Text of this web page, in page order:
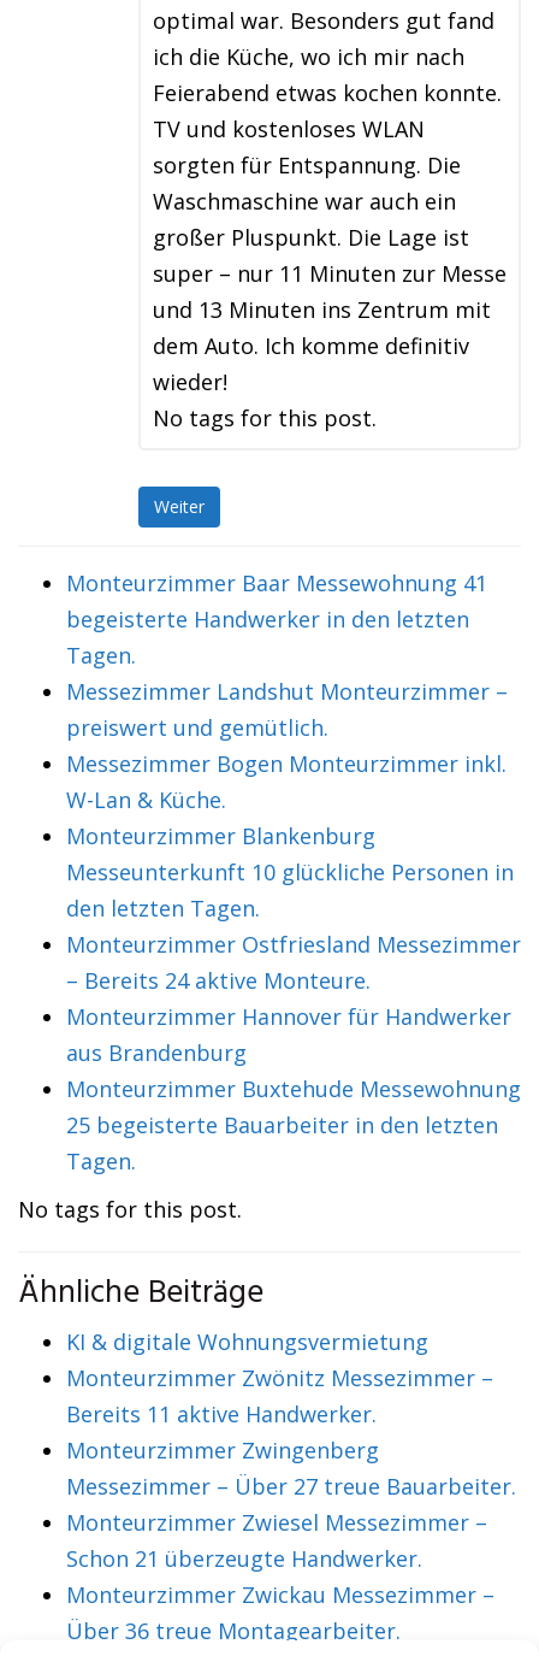
optimal war. Besonders gut fand
ich die Küche, wo ich mir nach
Feierabend etwas kochen konnte.
TV und kostenloses WLAN
sorgten für Entspannung. Die
Waschmaschine war auch ein
großer Pluspunkt. Die Lage ist
super – nur 11 Minuten zur Messe
und 13 Minuten ins Zentrum mit
dem Auto. Ich komme definitiv
wieder!
No tags for this post.
Weiter
Monteurzimmer Baar Messewohnung 41
begeisterte Handwerker in den letzten
Tagen.
Messezimmer Landshut Monteurzimmer –
preiswert und gemütlich.
Messezimmer Bogen Monteurzimmer inkl.
W-Lan & Küche.
Monteurzimmer Blankenburg
Messeunterkunft 10 glückliche Personen in
den letzten Tagen.
Monteurzimmer Ostfriesland Messezimmer
– Bereits 24 aktive Monteure.
Monteurzimmer Hannover für Handwerker
aus Brandenburg
Monteurzimmer Buxtehude Messewohnung
25 begeisterte Bauarbeiter in den letzten
Tagen.
No tags for this post.
Ähnliche Beiträge
KI & digitale Wohnungsvermietung
Monteurzimmer Zwönitz Messezimmer –
Bereits 11 aktive Handwerker.
Monteurzimmer Zwingenberg
Messezimmer – Über 27 treue Bauarbeiter.
Monteurzimmer Zwiesel Messezimmer –
Schon 21 überzeugte Handwerker.
Monteurzimmer Zwickau Messezimmer –
Über 36 treue Montagearbeiter.